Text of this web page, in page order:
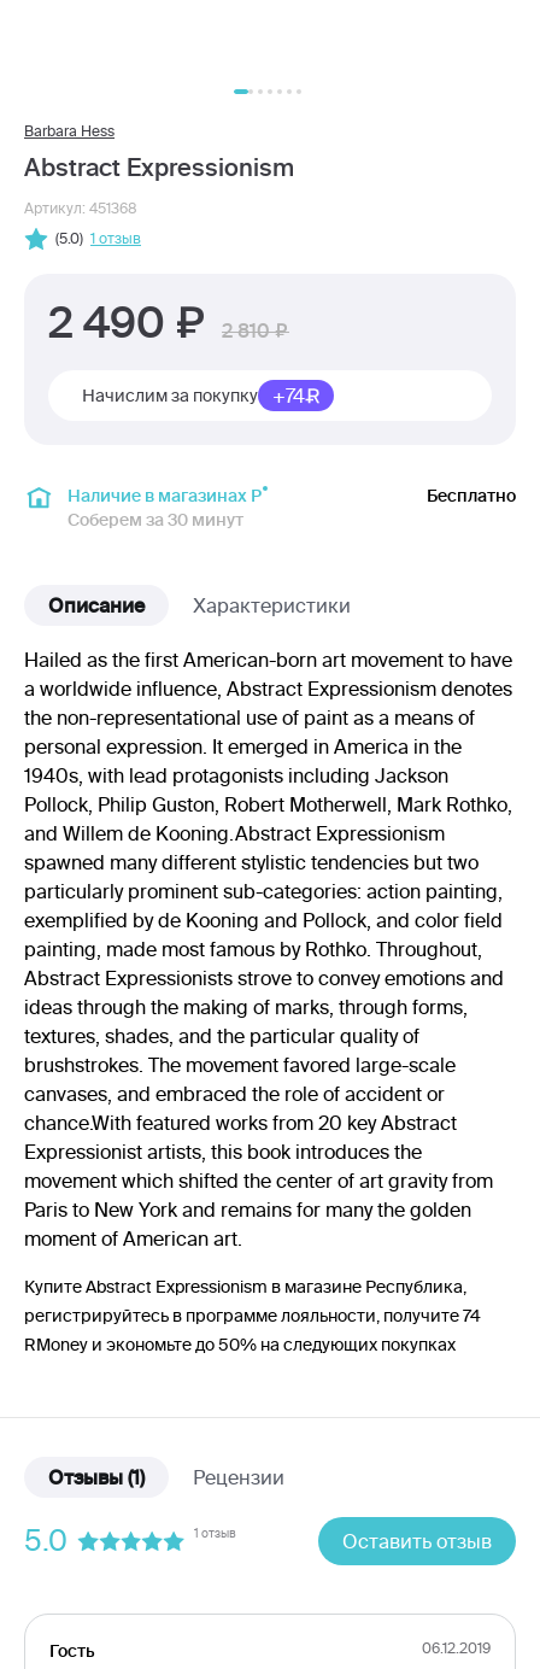
Barbara Hess
Abstract Expressionism
Артикул: 451368
(5.0)
1 отзыв
2 490 2 810
Начислим за покупку +74
Наличие в магазинах Р
Соберем за 30 минут
Бесплатно
Описание Характеристики
Hailed as the first American-born art movement to have
a worldwide influence, Abstract Expressionism denotes
the non-representational use of paint as a means of
personal expression. It emerged in America in the
1940s, with lead protagonists including Jackson
Pollock, Philip Guston, Robert Motherwell, Mark Rothko,
and Willem de Kooning.Abstract Expressionism
spawned many different stylistic tendencies but two
particularly prominent sub-categories: action painting,
exemplified by de Kooning and Pollock, and color field
painting, made most famous by Rothko. Throughout,
Abstract Expressionists strove to convey emotions and
ideas through the making of marks, through forms,
textures, shades, and the particular quality of
brushstrokes. The movement favored large-scale
canvases, and embraced the role of accident or
chance.With featured works from 20 key Abstract
Expressionist artists, this book introduces the
movement which shifted the center of art gravity from
Paris to New York and remains for many the golden
moment of American art.
Купите Abstract Expressionism в магазине Республика,
регистрируйтесь в программе лояльности, получите 74
RMoney и экономьте до 50% на следующих покупках
Отзывы (1) Рецензии
5.0 1 отзыв Оставить отзыв
Гость 06.12.2019